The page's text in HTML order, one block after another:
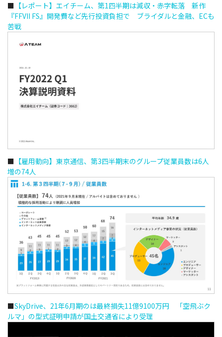
■ 【レポート】エイチーム、第1四半期は減収・赤字転落 新作
『FFVII FS』開発費など先行投資負担で ブライダルと金融、ECも
苦戦
■ 【雇用動向】東京通信、第3四半期末のグループ従業員数は6人
増の74人
■SkyDrive、21年6月期のは最終損失11億9100万円 「空飛ぶク
ルマ」の型式証明申請が国土交通省により受理